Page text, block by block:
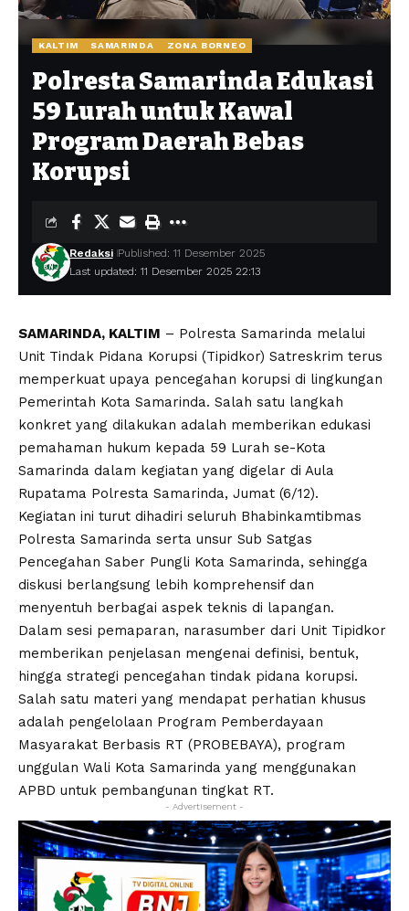
KALTIM SAMARINDA ZONA BORNEO
Polresta Samarinda Edukasi
59 Lurah untuk Kawal
Program Daerah Bebas
Korupsi
Last updated: 11 Desember 2025 22:13
Redaksi Published: 11 Desember 2025
SAMARINDA, KALTIM – Polresta Samarinda melalui
Unit Tindak Pidana Korupsi (Tipidkor) Satreskrim terus
memperkuat upaya pencegahan korupsi di lingkungan
Pemerintah Kota Samarinda. Salah satu langkah
konkret yang dilakukan adalah memberikan edukasi
pemahaman hukum kepada 59 Lurah se-Kota
Samarinda dalam kegiatan yang digelar di Aula
Rupatama Polresta Samarinda, Jumat (6/12).
Kegiatan ini turut dihadiri seluruh Bhabinkamtibmas
Polresta Samarinda serta unsur Sub Satgas
Pencegahan Saber Pungli Kota Samarinda, sehingga
diskusi berlangsung lebih komprehensif dan
menyentuh berbagai aspek teknis di lapangan.
Dalam sesi pemaparan, narasumber dari Unit Tipidkor
memberikan penjelasan mengenai definisi, bentuk,
hingga strategi pencegahan tindak pidana korupsi.
Salah satu materi yang mendapat perhatian khusus
adalah pengelolaan Program Pemberdayaan
Masyarakat Berbasis RT (PROBEBAYA), program
unggulan Wali Kota Samarinda yang menggunakan
APBD untuk pembangunan tingkat RT.
- Advertisement -